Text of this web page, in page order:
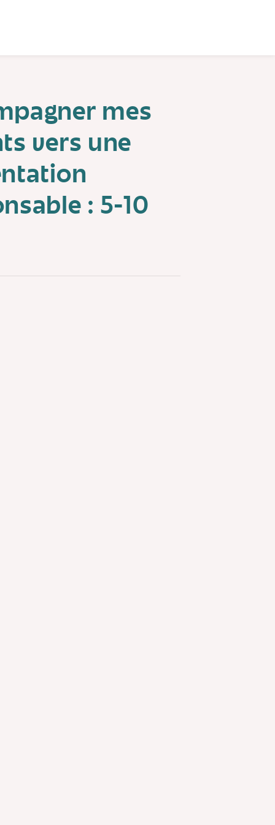
mes
vers une
: 5-10